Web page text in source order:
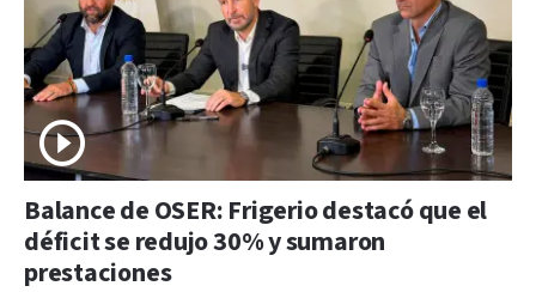
Balance de OSER: Frigerio destacó que el
déficit se redujo 30% y sumaron
prestaciones